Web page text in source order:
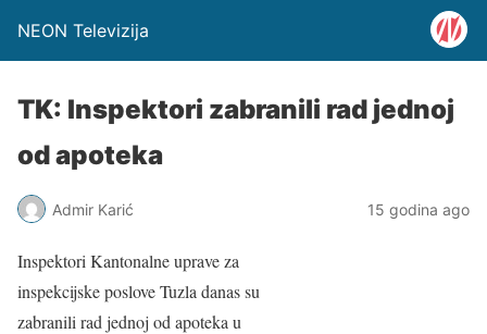
NEON Televizija
TK: Inspektori zabranili rad jednoj
od apoteka
Admir Karić 15 godina ago
Inspektori Kantonalne uprave za
inspekcijske poslove Tuzla danas su
zabranili rad jednoj od apoteka u